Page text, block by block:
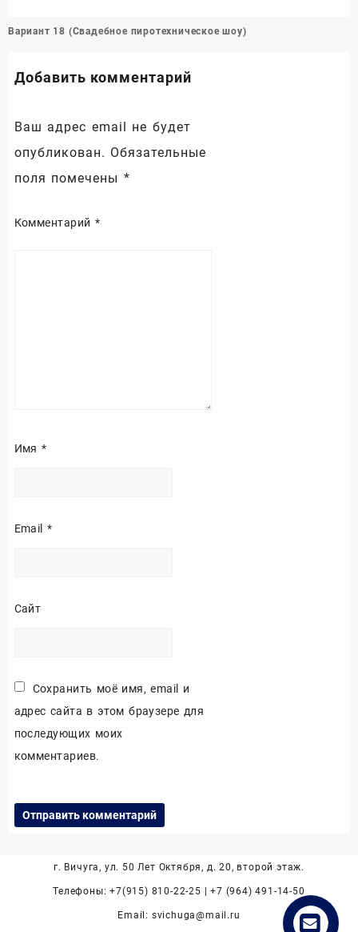
Навигация
Вариант 18 (Свадебное пиротехническое шоу)
Добавить комментарий
Ваш адрес email не будет
опубликован. Обязательные
поля помечены *
Комментарий *
Имя*
Email *
Сайт
Сохранить моё имя, email и
адрес сайта в этом браузере для
последующих моих
комментариев.
г. Вичуга, ул. 50 Лет Октября, д. 20, второй этаж.
Телефоны: +7(915) 810-22-25 | +7 (964) 491-14-50
Email: svichuga@mail.ru